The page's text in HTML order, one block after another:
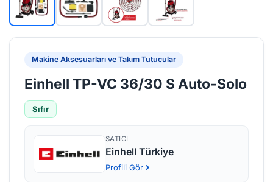
Makine Aksesuarları ve Takım Tutucular
Einhell TP-VC 36/30 S Auto-Solo
Sıfır
SATICI
Einhell Türkiye
Profili Gör